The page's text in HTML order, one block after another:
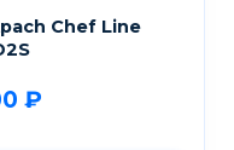
Chef Line
₽